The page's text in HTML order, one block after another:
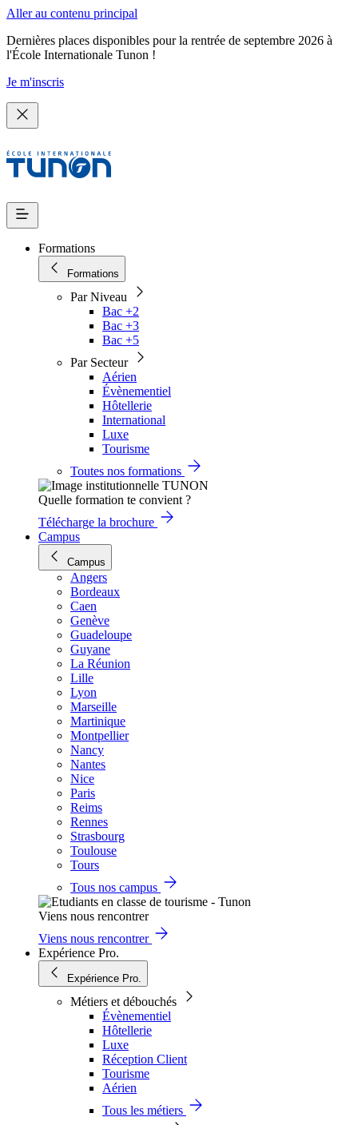
Aller au contenu principal
Dernières places disponibles pour la rentrée de septembre 2026 à
l'École Internationale Tunon !
Je m'inscris
Formations
Formations
Par Niveau
Bac +2
Bac +3
Bac +5
Par Secteur
Aérien
Évènementiel
Hôtellerie
International
Luxe
Tourisme
Toutes nos formations
Quelle formation te convient ?
Télécharge la brochure
Campus
Campus
Angers
Bordeaux
Caen
Genève
Guadeloupe
Guyane
La Réunion
Lille
Lyon
Marseille
Martinique
Montpellier
Nancy
Nantes
Nice
Paris
Reims
Rennes
Strasbourg
Toulouse
Tours
Tous nos campus
Viens nous rencontrer
Viens nous rencontrer
Expérience Pro.
Expérience Pro.
Métiers et débouchés
Évènementiel
Hôtellerie
Luxe
Réception Client
Tourisme
Aérien
Tous les métiers